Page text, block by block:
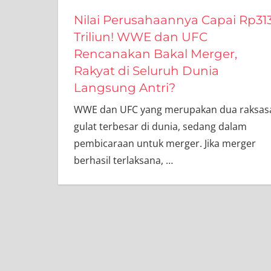
Nilai Perusahaannya Capai
Triliun! WWE dan UFC
Rencanakan Bakal Merger,
Rakyat di Seluruh Dunia
Langsung Antri?
WWE dan UFC yang merupakan dua
gulat terbesar di dunia, sedang dalam
pembicaraan untuk merger. Jika merger
berhasil terlaksana, …